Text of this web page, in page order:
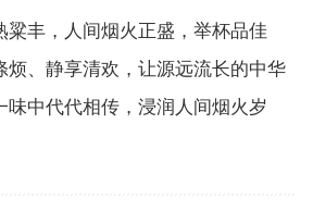
粱丰，人间烟火正盛，举杯品佳
烦、静享清欢，让源远流长的中华
味中代代相传，浸润人间烟火岁